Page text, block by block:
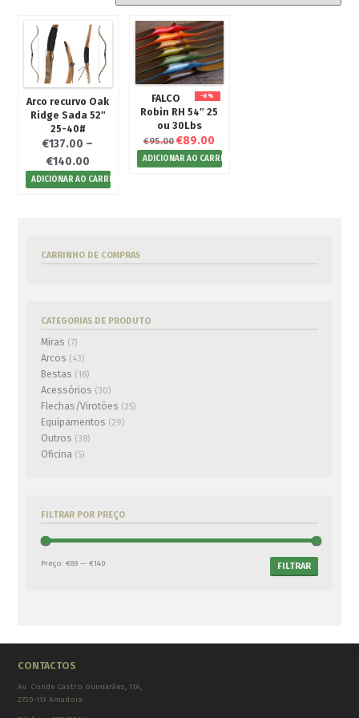
Arco recurvo Oak
Ridge Sada 52″
25-40#
€137.00 –
€140.00
ADICIONAR AO CARRINHO
-6%
FALCO
Robin RH 54″ 25
ou 30Lbs
€95.00 €89.00
ADICIONAR AO CARRINHO
CARRINHO DE COMPRAS
CATEGORIAS DE PRODUTO
Miras (7)
Arcos (43)
Bestas (18)
Acessórios (30)
Flechas/Virotões (25)
Equipamentos (29)
Outros (38)
Oficina (5)
FILTRAR POR PREÇO
FILTRAR
Preço:€89 —€140
CONTACTOS
Av. Conde Castro Guimarães, 11A,
2720-113 Amadora
Flechas/Virotões
Para Arco
Para Besta
Equipamentos
Atirador
Outdoor
Outros
€0.00